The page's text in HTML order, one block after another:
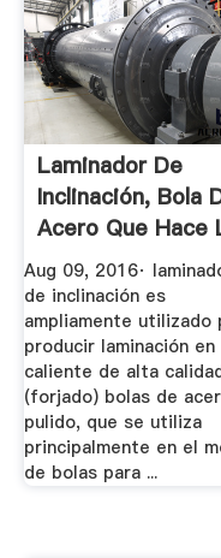
Laminador De
Inclinación, Bola
Acero Que Hace
...
Aug 09, 2016·
de inclinación es
ampliamente utilizado
producir laminación en
caliente de alta
(forjado) bolas de
pulido, que se utiliza
principalmente en el
de bolas para ...